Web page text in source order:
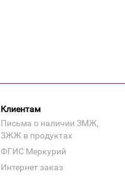
Клиентам
Письма о наличии ЗМЖ,
ЗЖЖ в продуктах
ФГИС Меркурий
Интернет заказ